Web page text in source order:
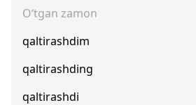
O‘tgan zamon
qaltirashdim
qaltirashding
qaltirashdi